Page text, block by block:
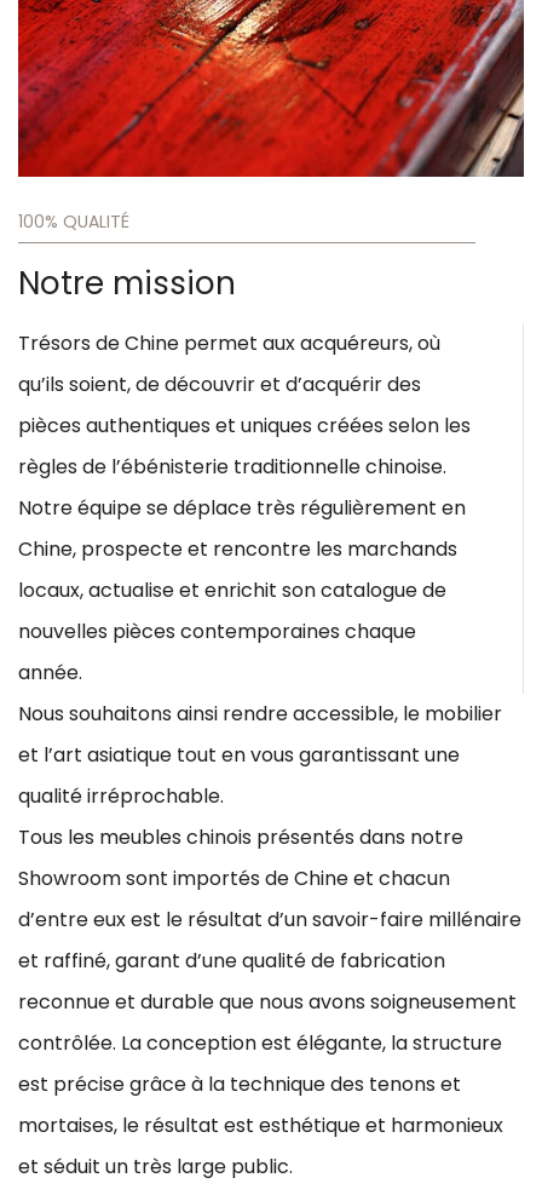
100% QUALITÉ​
Notre mission​
Trésors de Chine permet aux acquéreurs, où
qu’ils soient, de découvrir et d’acquérir des
pièces authentiques et uniques créées selon les
règles de l’ébénisterie traditionnelle chinoise.
Notre équipe se déplace très régulièrement en
Chine, prospecte et rencontre les marchands
locaux, actualise et enrichit son catalogue de
nouvelles pièces contemporaines chaque
année.
Nous souhaitons ainsi rendre accessible, le mobilier
et l’art asiatique tout en vous garantissant une
qualité irréprochable.
Tous les meubles chinois présentés dans notre
Showroom sont importés de Chine et chacun
d’entre eux est le résultat d’un savoir-faire millénaire
et raffiné, garant d’une qualité de fabrication
reconnue et durable que nous avons soigneusement
contrôlée. La conception est élégante, la structure
est précise grâce à la technique des tenons et
mortaises, le résultat est esthétique et harmonieux
et séduit un très large public.